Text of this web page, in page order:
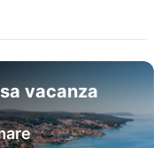
vacanza